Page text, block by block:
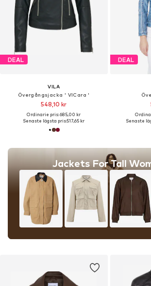
DEAL
VILA
Övergångsjacka ' VICara '
548,10 kr
Ordinarie pris: 685,00 kr
Senaste lägsta pris:517,65 kr
Jackets For Tall
DEAL
Senaste